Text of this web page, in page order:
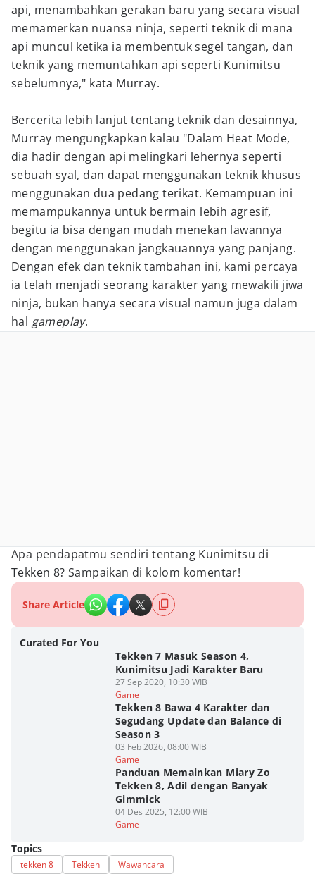
api, menambahkan gerakan baru yang secara visual
memamerkan nuansa ninja, seperti teknik di mana
api muncul ketika ia membentuk segel tangan, dan
teknik yang memuntahkan api seperti Kunimitsu
sebelumnya," kata Murray.
Bercerita lebih lanjut tentang teknik dan desainnya,
Murray mengungkapkan kalau "Dalam Heat Mode,
dia hadir dengan api melingkari lehernya seperti
sebuah syal, dan dapat menggunakan teknik khusus
menggunakan dua pedang terikat. Kemampuan ini
memampukannya untuk bermain lebih agresif,
begitu ia bisa dengan mudah menekan lawannya
dengan menggunakan jangkauannya yang panjang.
Dengan efek dan teknik tambahan ini, kami percaya
ia telah menjadi seorang karakter yang mewakili jiwa
ninja, bukan hanya secara visual namun juga dalam
hal gameplay.
Apa pendapatmu sendiri tentang Kunimitsu di
Tekken 8? Sampaikan di kolom komentar!
Share Article
Curated For You
Tekken 7 Masuk Season 4,
Kunimitsu Jadi Karakter Baru
27 Sep 2020, 10:30 WIB
Game
Tekken 8 Bawa 4 Karakter dan
Segudang Update dan Balance di
Season 3
03 Feb 2026, 08:00 WIB
Game
Panduan Memainkan Miary Zo
Tekken 8, Adil dengan Banyak
Gimmick
04 Des 2025, 12:00 WIB
Game
Topics
tekken 8 Tekken Wawancara